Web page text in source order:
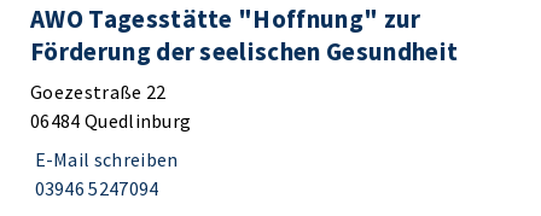
AWO Tagesstätte "Hoffnung" zur
Förderung der seelischen Gesundheit
Goezestraße 22
06484 Quedlinburg
E-Mail schreiben
03946 5247094